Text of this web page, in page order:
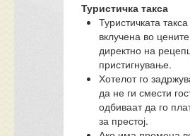
Туристичка такса
Туристичката
вклучена во
директно на
пристигнување.
Хотелот го
да не ги смести
одбиваат да го
за престој.